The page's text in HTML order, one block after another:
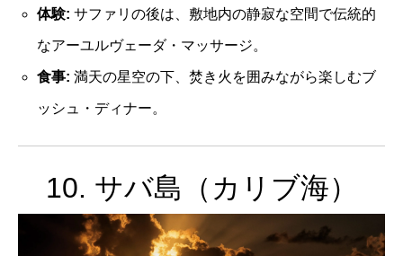
体験: サファリの後は、敷地内の静寂な空間で伝統的
なアーユルヴェーダ・マッサージ。
食事: 満天の星空の下、焚き火を囲みながら楽しむブ
ッシュ・ディナー。
10. サバ島（カリブ海）